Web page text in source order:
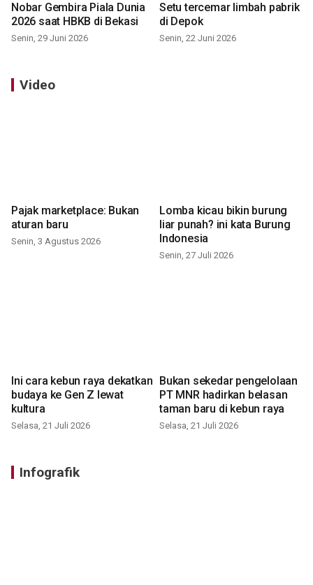
Nobar Gembira Piala Dunia
2026 saat HBKB di Bekasi
Senin, 29 Juni 2026
Setu tercemar limbah pabrik
di Depok
Senin, 22 Juni 2026
Video
Pajak marketplace: Bukan
aturan baru
Senin, 3 Agustus 2026
Lomba kicau bikin burung
liar punah? ini kata Burung
Indonesia
Senin, 27 Juli 2026
Ini cara kebun raya dekatkan
budaya ke Gen Z lewat
kultura
Selasa, 21 Juli 2026
Bukan sekedar pengelolaan
PT MNR hadirkan belasan
taman baru di kebun raya
Selasa, 21 Juli 2026
Infografik